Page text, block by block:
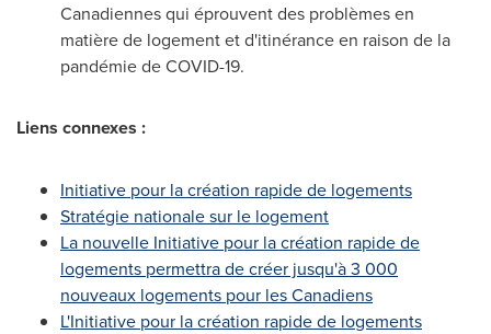
Canadiennes qui éprouvent des problèmes en
matière de logement et d'itinérance en raison de la
pandémie de COVID-19.
Liens connexes :
Initiative pour la création rapide de logements
Stratégie nationale sur le logement
La nouvelle Initiative pour la création rapide de
logements permettra de créer jusqu'à 3 000
nouveaux logements pour les Canadiens
L'Initiative pour la création rapide de logements